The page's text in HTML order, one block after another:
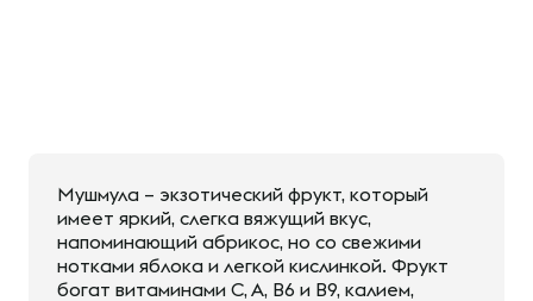
Мушмула – экзотический фрукт, который
имеет яркий, слегка вяжущий вкус,
напоминающий абрикос, но со свежими
нотками яблока и легкой кислинкой. Фрукт
богат витаминами С, А, В6 и В9, калием,